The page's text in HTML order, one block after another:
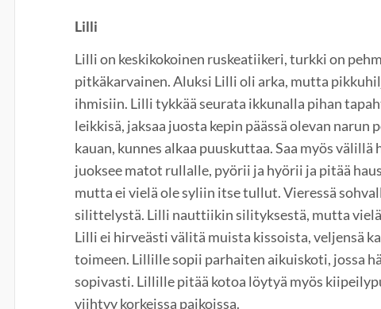
Lilli
Lilli on keskikokoinen ruskeatiikeri, turkki on
pitkäkarvainen. Aluksi Lilli oli arka, mutta
ihmisiin. Lilli tykkää seurata ikkunalla pihan
leikkisä, jaksaa juosta kepin päässä olevan narun
kauan, kunnes alkaa puuskuttaa. Saa myös
juoksee matot rullalle, pyörii ja hyörii ja pitää
mutta ei vielä ole syliin itse tullut. Vieressä
silittelystä. Lilli nauttiikin silityksestä, mutta
Lilli ei hirveästi välitä muista kissoista, veljensä
toimeen. Lillille sopii parhaiten aikuiskoti, jossa
sopivasti. Lillille pitää kotoa löytyä myös
viihtyy korkeissa paikoissa.